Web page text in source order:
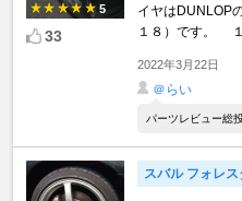
5
33
イヤはDUNLOP
１８）です。 １
2022年3月22日
＠らい
パーツレビュー総
スバル フォレス